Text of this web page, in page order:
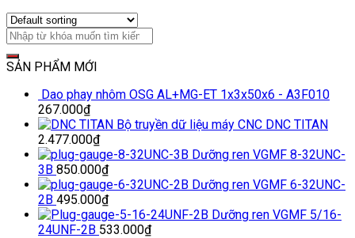
SẢN PHẨM MỚI
Dao phay nhôm OSG AL+MG-ET 1x3x50x6 - A3F010
267.000₫
Bộ truyền dữ liệu máy CNC DNC TITAN
2.477.000₫
Dưỡng ren VGMF 8-32UNC-
3B 850.000₫
Dưỡng ren VGMF 6-32UNC-
2B 495.000₫
Dưỡng ren VGMF 5/16-
24UNF-2B 533.000₫